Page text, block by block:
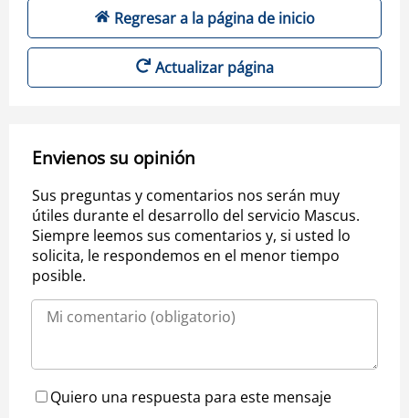
Regresar a la página de inicio
Actualizar página
Envienos su opinión
Sus preguntas y comentarios nos serán muy
útiles durante el desarrollo del servicio Mascus.
Siempre leemos sus comentarios y, si usted lo
solicita, le respondemos en el menor tiempo
posible.
Quiero una respuesta para este mensaje